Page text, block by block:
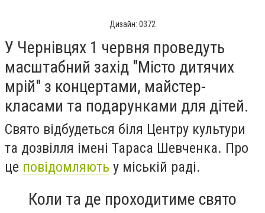
Дизайн: 0372
У Чернівцях 1 червня проведуть
масштабний захід "Місто дитячих
мрій" з концертами, майстер-
класами та подарунками для дітей.
Свято відбудеться біля Центру культури
та дозвілля імені Тараса Шевченка. Про
це повідомляють у міській раді.
Коли та де проходитиме свято